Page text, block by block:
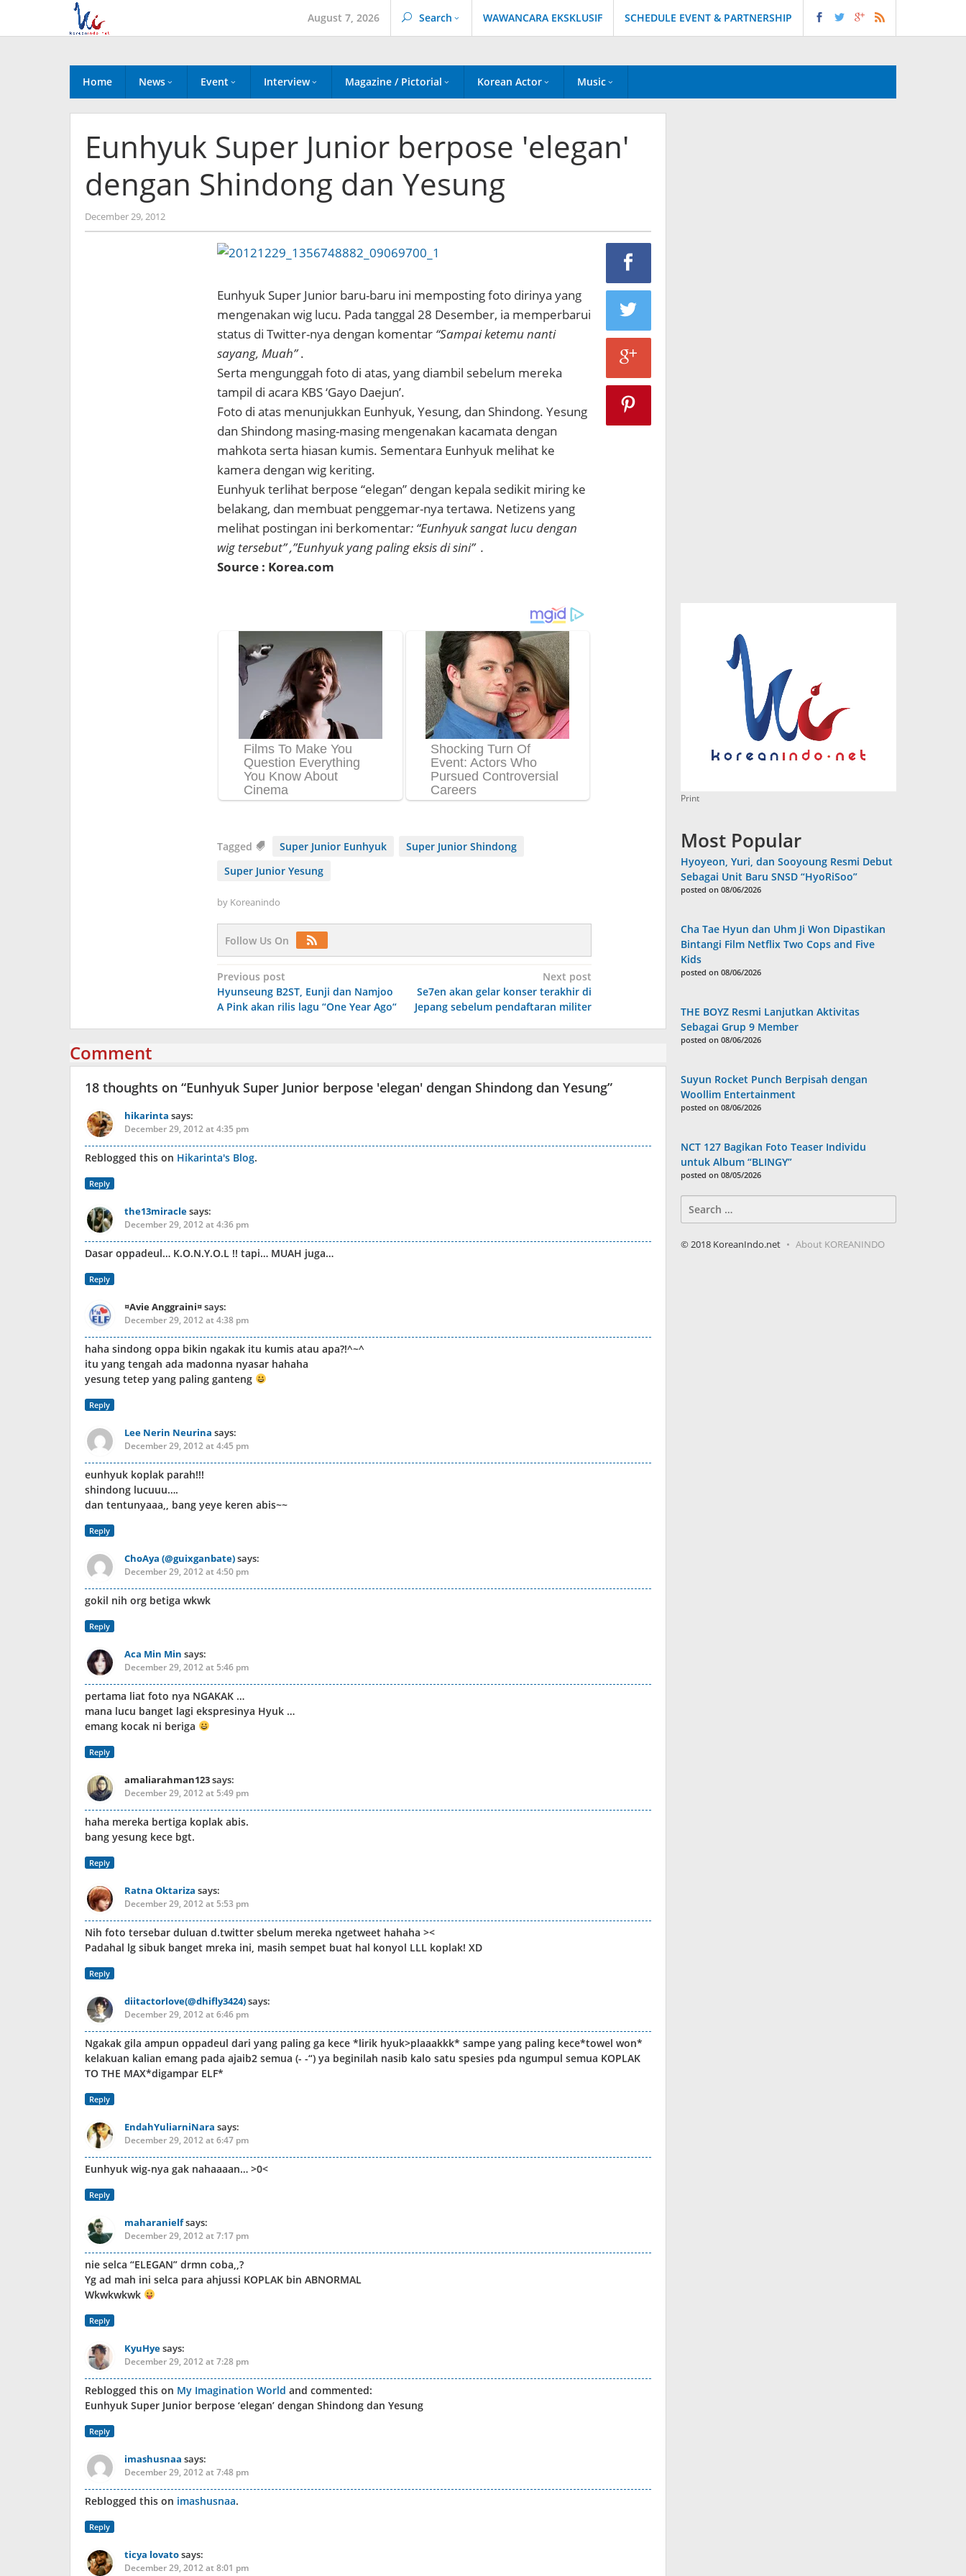
content
August 7, 2026 Search WAWANCARA EKSKLUSIF SCHEDULE EVENT & PARTNERSHIP
Home News Event Interview Magazine / Pictorial Korean Actor Music
Eunhyuk Super Junior berpose 'elegan'
dengan Shindong dan Yesung
December 29, 2012by
Koreanindo
Eunhyuk Super Junior baru-baru ini memposting foto dirinya yang
mengenakan wig lucu. Pada tanggal 28 Desember, ia memperbarui
status di Twitter-nya dengan komentar“Sampai ketemu nanti
sayang, Muah”.
Serta mengunggah foto di atas, yang diambil sebelum mereka
tampil di acara KBS ‘Gayo Daejun’.
Foto di atas menunjukkan Eunhyuk, Yesung, dan Shindong. Yesung
dan Shindong masing-masing mengenakan kacamata dengan
mahkota serta hiasan kumis. Sementara Eunhyuk melihat ke
kamera dengan wig keriting.
Eunhyuk terlihat berpose “elegan” dengan kepala sedikit miring ke
belakang, dan membuat penggemar-nya tertawa. Netizens yang
melihat postingan ini berkomentar: “Eunhyuk sangat lucu dengan
wig tersebut” ,”Eunhyuk yang paling eksis di sini” .
Source : Korea.com
Tagged Super Junior Eunhyuk
Super Junior Shindong
Super Junior Yesung
by Koreanindo
Follow Us On
Post
navigation
Previous post
Hyunseung B2ST, Eunji dan Namjoo
A Pink akan rilis lagu “One Year Ago“
Next post
Se7en akan gelar konser terakhir di
Jepang sebelum pendaftaran militer
Comment
18 thoughts on “Eunhyuk Super Junior berpose 'elegan' dengan Shindong dan Yesung”
hikarinta says:
December 29, 2012 at 4:35 pm
Reblogged this on Hikarinta's Blog.
Reply
the13miraclesays:
December 29, 2012 at 4:36 pm
Dasar oppadeul… K.O.N.Y.O.L !! tapi… MUAH juga…
Reply
¤Avie Anggraini¤says:
December 29, 2012 at 4:38 pm
haha sindong oppa bikin ngakak itu kumis atau apa?!^~^
itu yang tengah ada madonna nyasar hahaha
yesung tetep yang paling ganteng
Reply
Lee Nerin Neurina says:
December 29, 2012 at 4:45 pm
eunhyuk koplak parah!!!
shindong lucuuu….
dan tentunyaaa,, bang yeye keren abis~~
Reply
ChoAya (@guixganbate)says:
December 29, 2012 at 4:50 pm
gokil nih org betiga wkwk
Reply
Aca Min Min says:
December 29, 2012 at 5:46 pm
pertama liat foto nya NGAKAK …
mana lucu banget lagi ekspresinya Hyuk …
emang kocak ni beriga
Reply
amaliarahman123says:
December 29, 2012 at 5:49 pm
haha mereka bertiga koplak abis.
bang yesung kece bgt.
Reply
Ratna Oktariza says:
December 29, 2012 at 5:53 pm
Nih foto tersebar duluan d.twitter sbelum mereka ngetweet hahaha ><
Padahal lg sibuk banget mreka ini, masih sempet buat hal konyol LLL koplak! XD
Reply
diitactorlove(@dhifly3424)says:
December 29, 2012 at 6:46 pm
Ngakak gila ampun oppadeul dari yang paling ga kece *lirik hyuk>plaaakkk* sampe yang paling kece*towel won*
kelakuan kalian emang pada ajaib2 semua (- -“) ya beginilah nasib kalo satu spesies pda ngumpul semua KOPLAK
TO THE MAX*digampar ELF*
Reply
EndahYuliarniNara says:
December 29, 2012 at 6:47 pm
Eunhyuk wig-nya gak nahaaaan… >0<
Reply
maharanielfsays:
December 29, 2012 at 7:17 pm
nie selca “ELEGAN” drmn coba,,?
Yg ad mah ini selca para ahjussi KOPLAK bin ABNORMAL
Wkwkwkwk
Reply
KyuHyesays:
December 29, 2012 at 7:28 pm
Reblogged this on My Imagination World and commented:
Eunhyuk Super Junior berpose ‘elegan’ dengan Shindong dan Yesung
Reply
imashusnaa says:
December 29, 2012 at 7:48 pm
Reblogged this on imashusnaa.
Reply
ticya lovatosays:
December 29, 2012 at 8:01 pm
Print
Most Popular
Hyoyeon, Yuri, dan Sooyoung Resmi Debut
Sebagai Unit Baru SNSD “HyoRiSoo”
posted on 08/06/2026
Cha Tae Hyun dan Uhm Ji Won Dipastikan
Bintangi Film Netflix Two Cops and Five
Kids
posted on 08/06/2026
THE BOYZ Resmi Lanjutkan Aktivitas
Sebagai Grup 9 Member
posted on 08/06/2026
Suyun Rocket Punch Berpisah dengan
Woollim Entertainment
posted on 08/06/2026
NCT 127 Bagikan Foto Teaser Individu
untuk Album “BLINGY”
posted on 08/05/2026
for:
© 2018 KoreanIndo.net About KOREANINDO